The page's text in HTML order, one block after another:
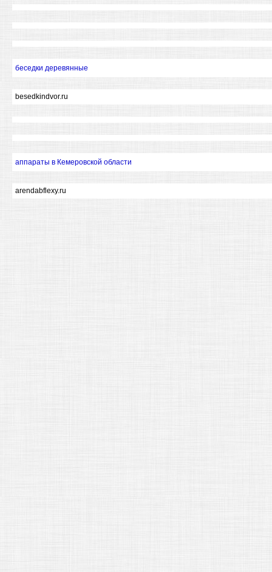
беседки деревянные
besedkindvor.ru
аппараты в Кемеровской области
arendabflexy.ru